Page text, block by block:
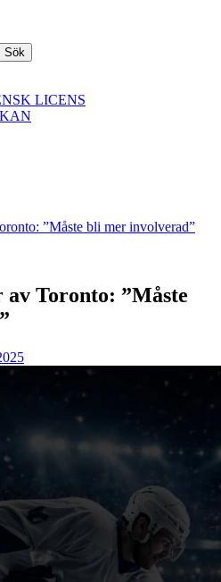
LICENS
”Måste bli mer involverad”
av Toronto: ”Måste